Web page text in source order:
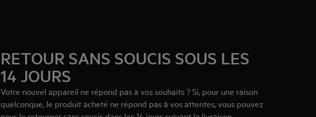
RETOUR SANS SOUCIS SOUS LES
14 JOURS
Votre nouvel appareil ne répond pas à vos souhaits ? Si, pour une raison
quelconque, le produit acheté ne répond pas à vos attentes, vous pouvez